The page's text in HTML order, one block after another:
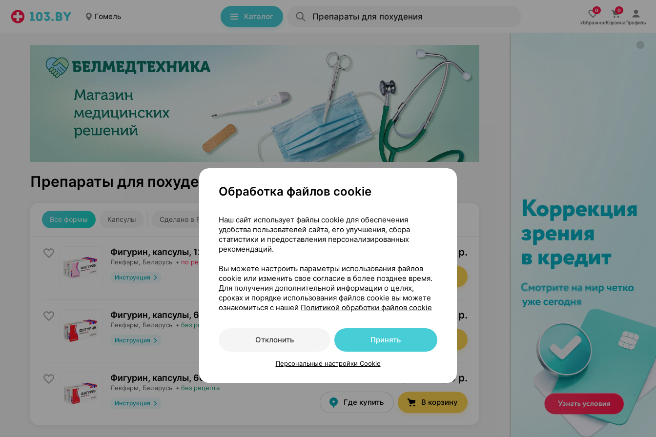
Гомель Каталог
ИзбранноеКорзинаПрофиль
Препараты для похудения Гомель
Все формы Капсулы Сделано в РБ
Фигурин, капсулы, 120 мг×60
Лекфарм , Беларусь • по рецепту
Инструкция
58,72 — 71,76 р.
Где купить В корзину
Фигурин, капсулы, 60 мг
Лекфарм , Беларусь • без рецепта
Инструкция
22,08 — 26,91 р.
Где купить В корзину
Фигурин, капсулы, 60 мг
Лекфарм , Беларусь • без рецепта
Инструкция
35,12 — 47,10 р.
Где купить В корзину
Обработка файлов cookie
Наш сайт использует файлы cookie для обеспечения
удобства пользователей сайта, его улучшения, сбора
статистики и предоставления персонализированных
рекомендаций.
Вы можете настроить параметры использования файлов
cookie или изменить свое согласие в более позднее время.
Для получения дополнительной информации о целях,
сроках и порядке использования файлов cookie вы можете
ознакомиться с нашей Политикой обработки файлов cookie
Отклонить Принять
Персональные настройки Cookie